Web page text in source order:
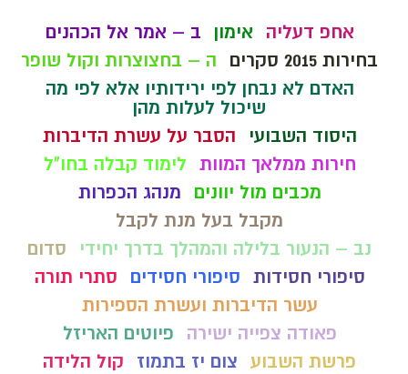
אחפ דעליה אימון
ב – אמר אל הכהנים
בחירות 2015 סקרים
ה – בחצוצרות וקול שופר
האדם לא נבחן לפי ירידותיו אלא לפי מה
שיכול לעלות מהן
היסוד השבועי
הסבר על עשרת הדיברות
חירות ממלאך המוות לימוד קבלה בחו"ל
מכבים מול יוונים
מנהג הכפרות
מקבל בעל מנת לקבל
נב – הנעור בלילה והמהלך בדרך יחידי
סדום
סיפורי חסידות סיפורי חסידים
סתרי תורה
עשר הדיברות ועשרת הספירות
פאודה צפייה ישירה
פיוטים האריזל
פרשת השבוע צום יז בתמוז
קול הלידה